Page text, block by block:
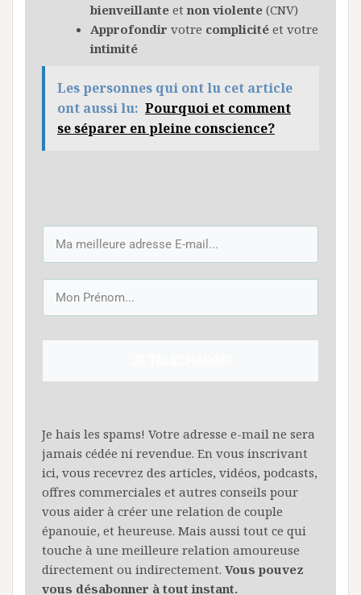
bienveillante et non violente (CNV)
Approfondir votre complicité et votre
intimité
Les personnes qui ont lu cet article
ont aussi lu: Pourquoi et comment
se séparer en pleine conscience?
Je hais les spams! Votre adresse e-mail ne sera
jamais cédée ni revendue. En vous inscrivant
ici, vous recevrez des articles, vidéos, podcasts,
offres commerciales et autres conseils pour
vous aider à créer une relation de couple
épanouie, et heureuse. Mais aussi tout ce qui
touche à une meilleure relation amoureuse
directement ou indirectement. Vous pouvez
vous désabonner à tout instant.